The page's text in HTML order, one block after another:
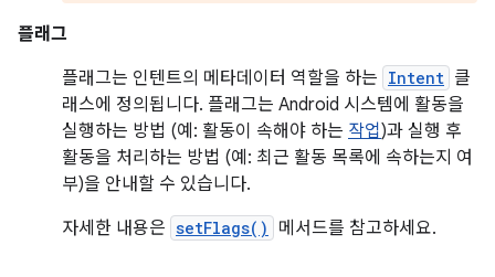
플래그
플래그는 인텐트의 메타데이터 역할을 하는 Intent 클
래스에 정의됩니다. 플래그는 Android 시스템에 활동을
실행하는 방법 (예: 활동이 속해야 하는 작업)과 실행 후
활동을 처리하는 방법 (예: 최근 활동 목록에 속하는지 여
부)을 안내할 수 있습니다.
자세한 내용은 setFlags() 메서드를 참고하세요.